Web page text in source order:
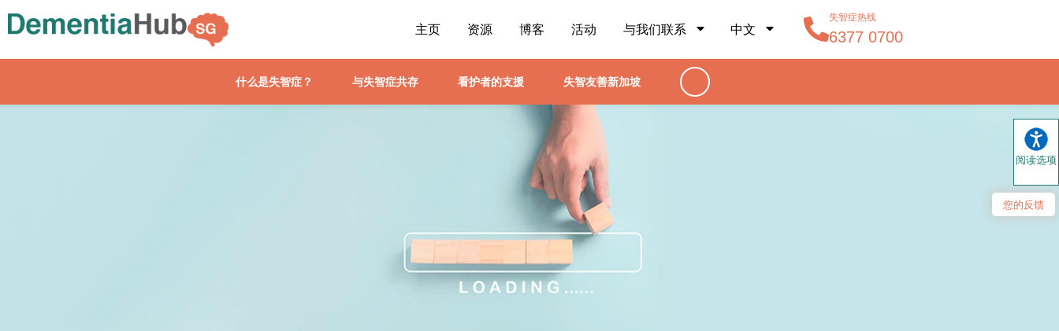
阅读选项
您的反馈
主页 资源 博客 活动 与我们联系 中文
失智症热线
6377 0700
什么是失智症？ 与失智症共存 看护者的支援 失智友善新加坡